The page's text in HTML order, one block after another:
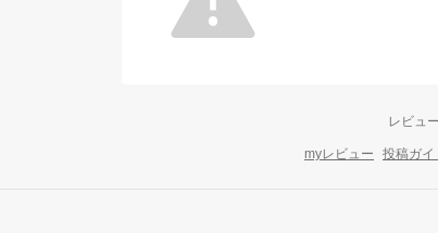
レビュ
myレビュー 投稿ガイ